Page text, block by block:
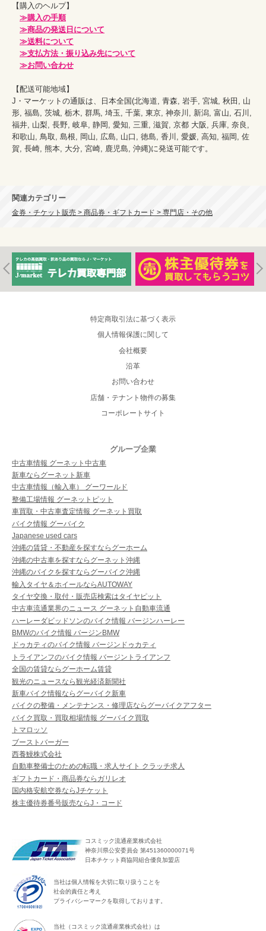
【購入のヘルプ】
≫購入の手順
≫商品の発送日について
≫送料について
≫支払方法・振り込み先について
≫お問い合わせ
【配送可能地域】
J・マーケットの通販は、日本全国(北海道, 青森, 岩手, 宮城, 秋田, 山
形, 福島, 茨城, 栃木, 群馬, 埼玉, 千葉, 東京, 神奈川, 新潟, 富山, 石川,
福井, 山梨, 長野, 岐阜, 静岡, 愛知, 三重, 滋賀, 京都 大阪, 兵庫, 奈良,
和歌山, 鳥取, 島根, 岡山, 広島, 山口, 徳島, 香川, 愛媛, 高知, 福岡, 佐
賀, 長崎, 熊本, 大分, 宮崎, 鹿児島, 沖縄)に発送可能です。
関連カテゴリー
金券・チケット販売 > 商品券・ギフトカード > 専門店・その他
特定商取引法に基づく表示
個人情報保護に関して
会社概要
沿革
お問い合わせ
店舗・テナント物件の募集
コーポレートサイト
グループ企業
中古車情報 グーネット中古車
新車ならグーネット新車
中古車情報（輸入車） グーワールド
整備工場情報 グーネットピット
車買取・中古車査定情報 グーネット買取
バイク情報 グーバイク
Japanese used cars
沖縄の賃貸・不動産を探すならグーホーム
沖縄の中古車を探すならグーネット沖縄
沖縄のバイクを探すならグーバイク沖縄
輸入タイヤ＆ホイールならAUTOWAY
タイヤ交換・取付・販売店検索はタイヤピット
中古車流通業界のニュース グーネット自動車流通
ハーレーダビッドソンのバイク情報 バージンハーレー
BMWのバイク情報 バージンBMW
ドゥカティのバイク情報 バージンドゥカティ
トライアンフのバイク情報 バージントライアンフ
全国の賃貸ならグーホーム賃貸
観光のニュースなら観光経済新聞社
新車バイク情報ならグーバイク新車
バイクの整備・メンテナンス・修理店ならグーバイクアフター
バイク買取・買取相場情報 グーバイク買取
トマロッソ
ブーストバーガー
西養鰻株式会社
自動車整備士のための転職・求人サイト クラッチ求人
ギフトカード・商品券ならガリレオ
国内格安航空券ならJチケット
株主優待券番号販売ならJ・コード
コスミック流通産業株式会社
神奈川県公安委員会 第451360000071号
日本チケット商協同組合優良加盟店
当社は個人情報を大切に取り扱うことを
社会的責任と考え
プライバシーマークを取得しております。
当社（コスミック流通産業株式会社）は